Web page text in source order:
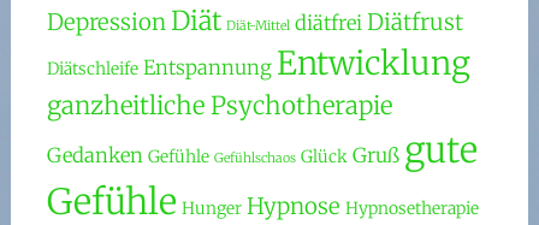
DepressionDiät Diät-Mittel diätfreiDiätfrust
Diätschleife Entspannung Entwicklung
ganzheitliche Psychotherapie
Gedanken Gefühle Gefühlschaos Glück Gruß gute
Gefühle Hunger Hypnose Hypnosetherapie